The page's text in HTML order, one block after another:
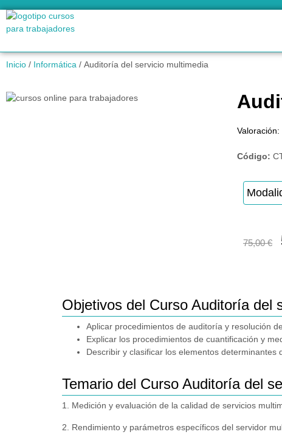
Inicio / Informática / Auditoría del servicio multimedia
Valoración:
Código:
75,00€
Objetivos del Curso Auditoría del
Aplicar procedimientos de auditoría y resolución
Explicar los procedimientos de cuantificación y
Describir y clasificar los elementos
Temario del Curso Auditoría del
1. Medición y evaluación de la calidad de servicios
2. Rendimiento y parámetros específicos del servidor